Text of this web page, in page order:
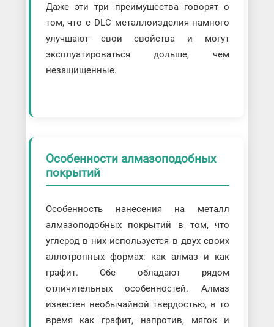
Даже эти три преимущества говорят о
том, что с DLC металлоизделия намного
улучшают свои свойства и могут
эксплуатироваться дольше, чем
незащищенные.
Особенности алмазоподобных
покрытий
Особенность нанесения на металл
алмазоподобных покрытий в том, что
углерод в них используется в двух своих
аллотропных формах: как алмаз и как
графит. Обе обладают рядом
отличительных особенностей. Алмаз
известен необычайной твердостью, в то
время как графит, напротив, мягок и